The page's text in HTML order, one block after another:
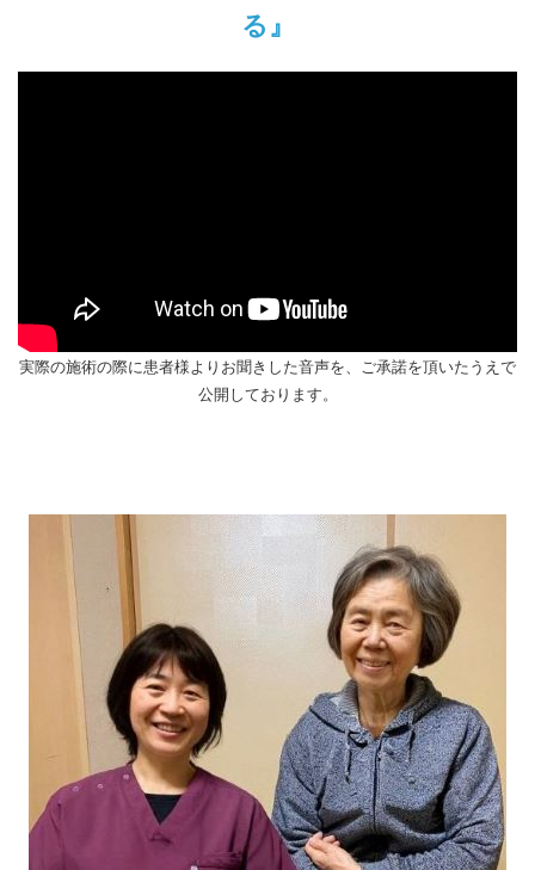
る』
実際の施術の際に患者様よりお聞きした音声を、ご承諾を頂いたうえで
公開しております。